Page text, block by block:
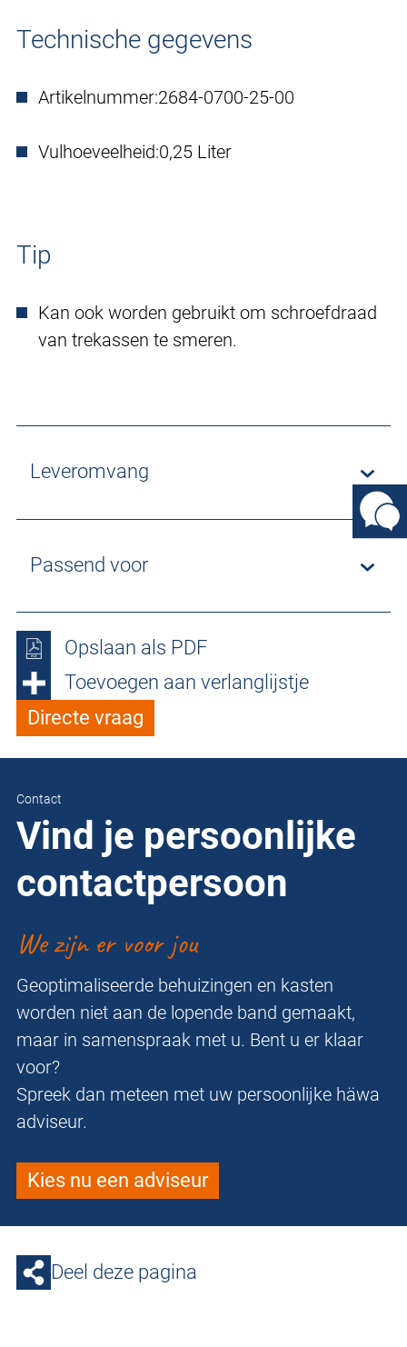
Technische gegevens
Artikelnummer:2684-0700-25-00
Vulhoeveelheid:0,25 Liter
Tip
Kan ook worden gebruikt om schroefdraad
van trekassen te smeren.
Leveromvang
Passend voor
Opslaan als PDF
Toevoegen aan verlanglijstje
Directe vraag
Contact
Vind je persoonlijke
contactpersoon
We zijn er voor jou
Geoptimaliseerde behuizingen en kasten
worden niet aan de lopende band gemaakt,
maar in samenspraak met u. Bent u er klaar
voor?
Spreek dan meteen met uw persoonlijke häwa
adviseur.
Kies nu een adviseur
Deel deze pagina